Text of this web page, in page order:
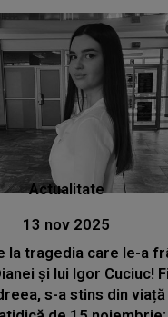
Actualitate
13 nov 2025
la tragedia care le-a
și lui Igor Cuciuc!
s-a stins din viață